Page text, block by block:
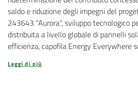
saldo e riduzione degli impegni del
243643 "Aurora", sviluppo tecnologico
distribuita a livello globale di pannelli
efficienza, capofila Energy Everywhere
Leggi di più